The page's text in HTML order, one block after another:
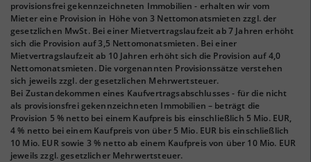
provisionsfrei gekennzeichneten Immobilien - erhalten wir vom
Mieter eine Provision in Höhe von 3 Nettomonatsmieten zzgl. der
gesetzlichen MwSt. Bei einer Mietvertragslaufzeit ab 7 Jahren erhöht
sich die Provision auf 3,5 Nettomonatsmieten. Bei einer
Mietvertragslaufzeit ab 10 Jahren erhöht sich die Provision auf 4,0
Nettomonatsmieten. Die vorgenannten Provisionssätze verstehen
sich jeweils zzgl. der gesetzlichen Mehrwertsteuer.
Bei Zustandekommen eines Kaufvertragsabschlusses - für die nicht
als provisionsfrei gekennzeichneten Immobilien – beträgt die
Provision 5 % netto bei einem Kaufpreis bis einschließlich 5 Mio. EUR,
4 % netto bei einem Kaufpreis von über 5 Mio. EUR bis einschließlich
10 Mio. EUR sowie 3 % netto ab einem Kaufpreis von über 10 Mio. EUR
jeweils zzgl. gesetzlicher Mehrwertsteuer.